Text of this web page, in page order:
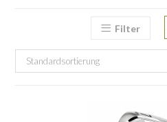
Filter
Standardsortierung